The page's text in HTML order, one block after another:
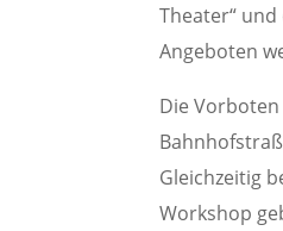
Theater“
Angeboten
Die
Gleichzeitig
Workshop